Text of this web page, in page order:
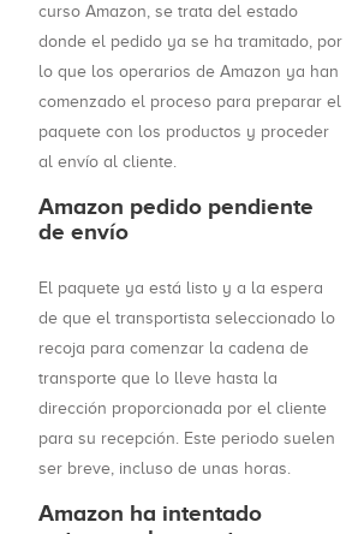
curso Amazon, se trata del estado
donde el pedido ya se ha tramitado, por
lo que los operarios de Amazon ya han
comenzado el proceso para preparar el
paquete con los productos y proceder
al envío al cliente.
Amazon pedido pendiente
de envío
El paquete ya está listo y a la espera
de que el transportista seleccionado lo
recoja para comenzar la cadena de
transporte que lo lleve hasta la
dirección proporcionada por el cliente
para su recepción. Este periodo suelen
ser breve, incluso de unas horas.
Amazon ha intentado